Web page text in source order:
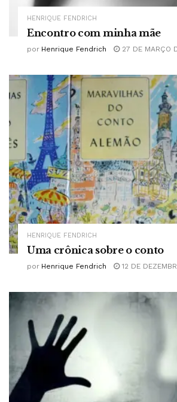
HENRIQUE FENDRICH
Encontro com minha mãe
por Henrique Fendrich 27 DE MARÇO
HENRIQUE FENDRICH
Uma crônica sobre o conto
por Henrique Fendrich 12 DE